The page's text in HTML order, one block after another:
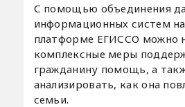
С помощью объединения
информационных систем
платформе ЕГИССО можно
комплексные меры
гражданину помощь, а
анализировать, как она
семьи.